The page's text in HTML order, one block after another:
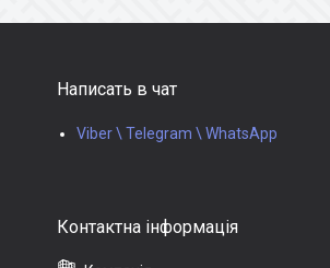
Написать в чат
Viber \ Telegram \ WhatsApp